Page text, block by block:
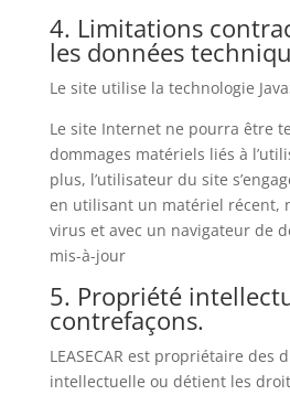
4. Limitations
les données
Le site utilise la technologie
Le site Internet ne pourra être
dommages matériels liés à
plus, l’utilisateur du site
en utilisant un matériel récent,
virus et avec un navigateur de
mis-à-jour
5. Propriété
contrefaçons.
LEASECAR est propriétaire des
intellectuelle ou détient les